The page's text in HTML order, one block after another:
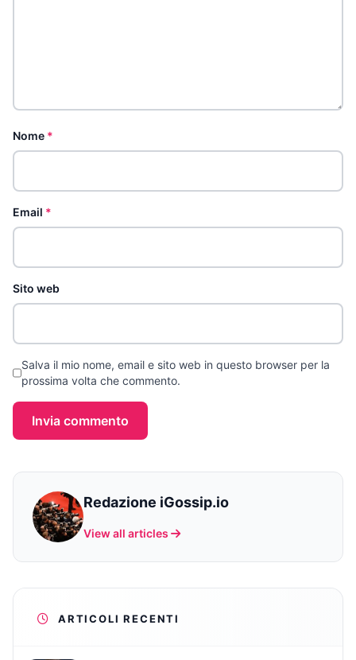
Nome *
Email *
Sito web
Salva il mio nome, email e sito web in questo browser per la
prossima volta che commento.
Invia commento
Redazione iGossip.io
View all articles
ARTICOLI RECENTI